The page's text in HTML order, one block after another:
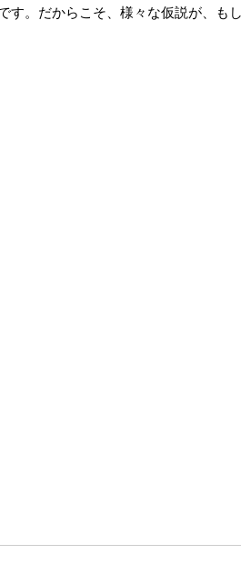
す。だからこそ、様々な仮説が、も